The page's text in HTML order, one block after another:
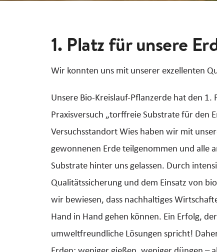
1. Platz für unsere
Wir konnten uns mit unserer exzellenten
Unsere Bio-Kreislauf-Pflanzerde hat den 1.
Praxisversuch „torffreie Substrate für den
Versuchsstandort Wies haben wir mit
gewonnenen Erde teilgenommen und alle
Substrate hinter uns gelassen. Durch
Qualitätssicherung und dem Einsatz von
wir bewiesen, dass nachhaltiges
Hand in Hand gehen können. Ein Erfolg,
umweltfreundliche Lösungen spricht!